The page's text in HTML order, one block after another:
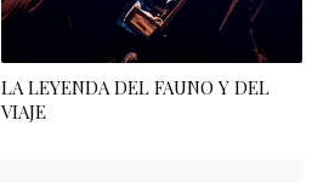
LA LEYENDA DEL FAUNO Y DEL
VIAJE